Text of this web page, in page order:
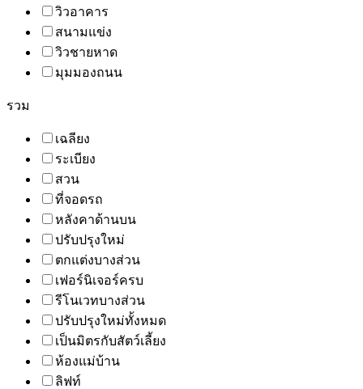
วิวอาคาร
สนามแข่ง
วิวชายหาด
มุมมองถนน
รวม
เฉลียง
ระเบียง
สวน
ที่จอดรถ
หลังคาด้านบน
ปรับปรุงใหม่
ตกแต่งบางส่วน
เฟอร์นิเจอร์ครบ
รีโนเวทบางส่วน
ปรับปรุงใหม่ทั้งหมด
เป็นมิตรกับสัตว์เลี้ยง
ห้องแม่บ้าน
ลิฟท์